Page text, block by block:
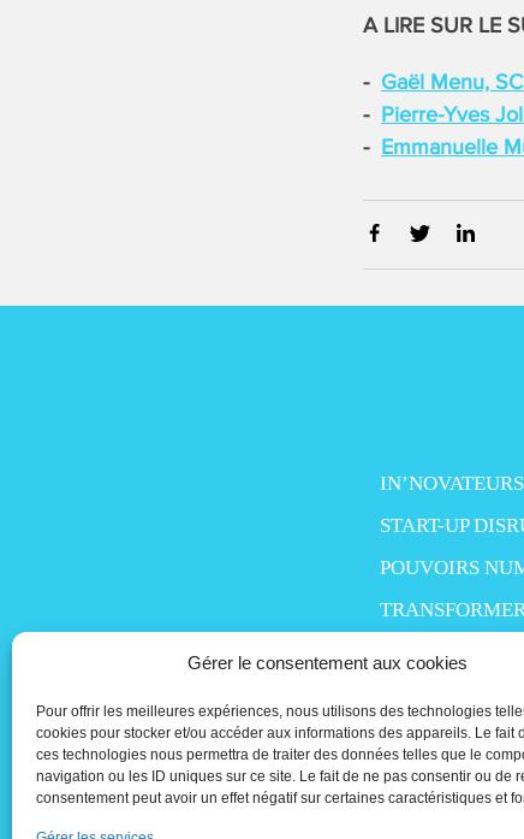
Gérer le consentement aux cookies
Pour offrir les meilleures expériences, nous utilisons des technologies
cookies pour stocker et/ou accéder aux informations des appareils. Le fait
ces technologies nous permettra de traiter des données telles que le
navigation ou les ID uniques sur ce site. Le fait de ne pas consentir ou de
consentement peut avoir un effet négatif sur certaines caractéristiques et
A LIRE SUR LE
Gaël Menu,
Pierre-Yves
Emmanuelle
IN’NOVATEURS
START-UP
POUVOIRS
SMART LIFE
PEOPLE IN